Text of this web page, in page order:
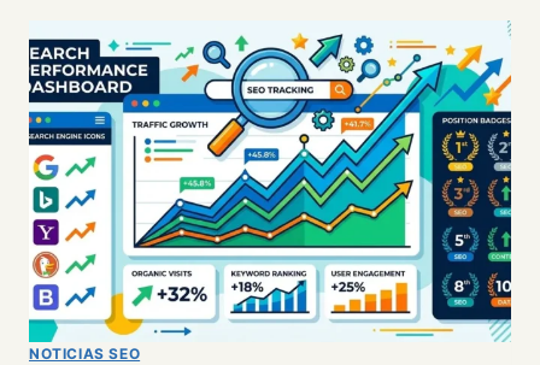
HERRAMIENTA
ESPAÑOLA
DE
TRACKING
GEO
NOTICIAS SEO